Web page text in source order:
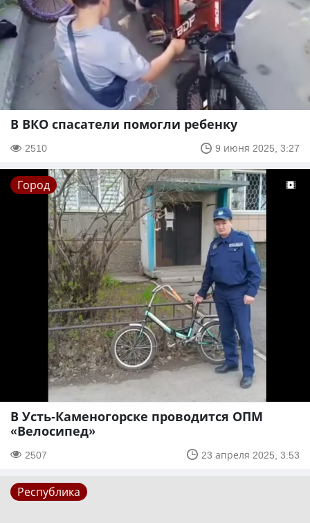
В ВКО спасатели помогли ребенку
2510 9 июня 2025, 3:27
Город
В Усть-Каменогорске проводится ОПМ
«Велосипед»
2507 23 апреля 2025, 3:53
Республика